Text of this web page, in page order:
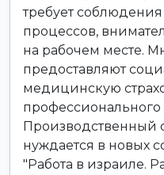
требует
процессов,
на рабочем месте.
предоставляют
медицинскую
профессионального
Производственный
нуждается в новых
"Работа в израиле.